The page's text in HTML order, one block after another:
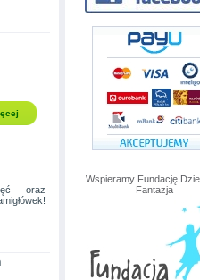
oraz
Wspieramy Fundację
Fantazja